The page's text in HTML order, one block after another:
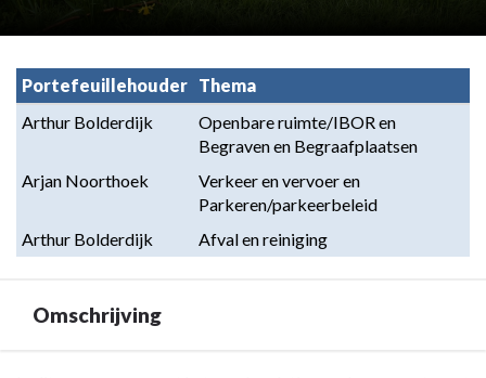
Portefeuillehouder Thema
Arthur Bolderdijk
Openbare ruimte/IBOR en
Begraven en Begraafplaatsen
Arjan Noorthoek
Verkeer en vervoer en
Parkeren/parkeerbeleid
Arthur Bolderdijk
Afval en reiniging
Omschrijving